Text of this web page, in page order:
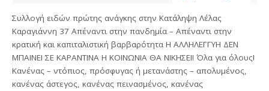
Συλλογή ειδών πρώτης ανάγκης στην Κατάληψη Λέλας
Καραγιάννη 37 Απέναντι στην πανδημία – Απέναντι στην
κρατική και καπιταλιστική βαρβαρότητα H ΑΛΛΗΛΕΓΓΥΗ ΔΕΝ
ΜΠΑΙΝΕΙ ΣΕ ΚΑΡΑΝΤΙΝΑ Η ΚΟΙΝΩΝΙΑ ΘΑ ΝΙΚΗΣΕΙ! Όλα για όλους!
Κανένας – ντόπιος, πρόσφυγας ή μετανάστης – απολυμένος,
κανένας άστεγος, κανένας πεινασμένος, κανένας